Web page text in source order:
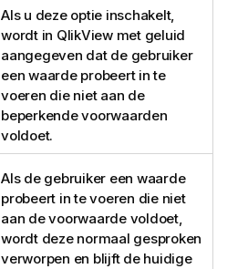
Als u deze optie inschakelt,
wordt in QlikViewmet geluid
aangegeven dat de gebruiker
een waarde probeert in te
voeren die niet aan de
beperkende voorwaarden
voldoet.
Als de gebruiker een waarde
probeert in te voeren die niet
aan de voorwaarde voldoet,
wordt deze normaal gesproken
verworpen en blijft de huidige